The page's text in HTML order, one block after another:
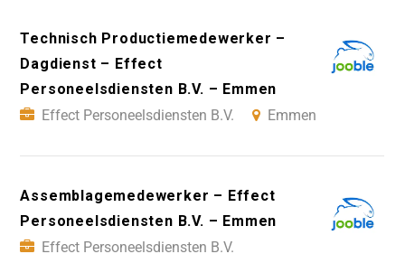
Technisch Productiemedewerker –
Dagdienst – Effect
Personeelsdiensten B.V. – Emmen
Effect Personeelsdiensten B.V.
Emmen
Assemblagemedewerker – Effect
Personeelsdiensten B.V. – Emmen
Effect Personeelsdiensten B.V.